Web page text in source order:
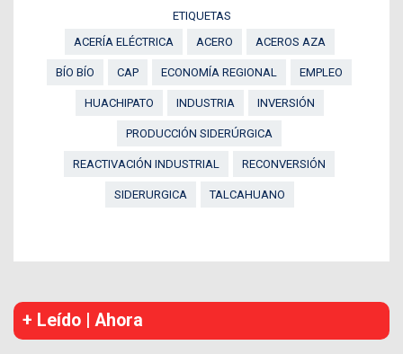
ETIQUETAS
ACERÍA ELÉCTRICA
ACERO ACEROS AZA
BÍO BÍO CAP ECONOMÍA REGIONAL EMPLEO
HUACHIPATO INDUSTRIA INVERSIÓN
PRODUCCIÓN SIDERÚRGICA
REACTIVACIÓN INDUSTRIAL RECONVERSIÓN
SIDERURGICA TALCAHUANO
+ Leído | Ahora